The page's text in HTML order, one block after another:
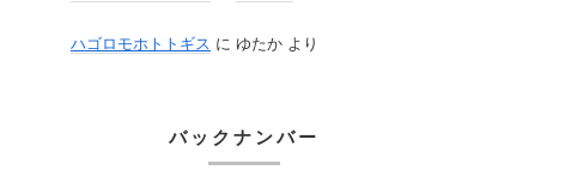
ハゴロモホトトギス に ゆたか より
バックナンバー